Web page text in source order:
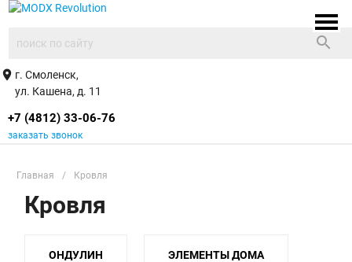
search
place г. Смоленск,
ул. Кашена, д. 11
+7 (4812) 33-06-76
заказать звонок
Главная / Кровля
Кровля
ОНДУЛИН ЭЛЕМЕНТЫ ДОМА